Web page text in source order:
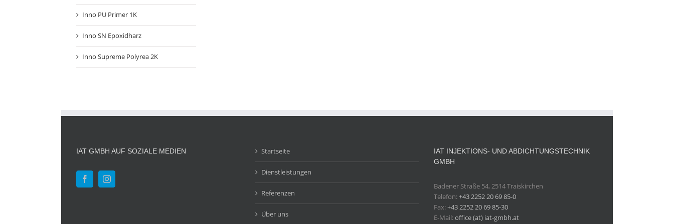
Inno PU Primer 1K
Inno SN Epoxidharz
Inno Supreme Polyrea 2K
IAT GMBH AUF SOZIALE MEDIEN Startseite
Dienstleistungen
Referenzen
Über uns
IAT INJEKTIONS- UND ABDICHTUNGSTECHNIK
GMBH
Badener Straße 54, 2514 Traiskirchen
Telefon:+43 2252 20 69 85-0
Fax:+43 2252 20 69 85-30
E-Mail:office (at) iat-gmbh.at